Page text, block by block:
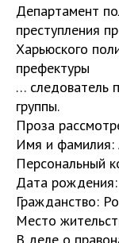
Департамент
преступления
Харьюского
префектуры
… следователь
группы.
Проза
Имя и фамилия:
Персональный
Дата
Гражданство:
Место
В деле о